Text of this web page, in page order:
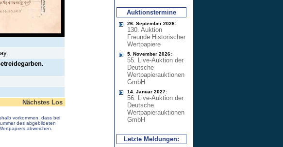
Nächstes Los
vorkommen, dass bei
des abgebildeten
abweichen.
Auktionstermine
26. September 2026:
130. Auktion
Freunde Historischer
Wertpapiere
5. November 2026:
55. Live-Auktion der
Deutsche
Wertpapierauktionen
GmbH
14. Januar 2027:
56. Live-Auktion der
Deutsche
Wertpapierauktionen
GmbH
Letzte Meldungen: